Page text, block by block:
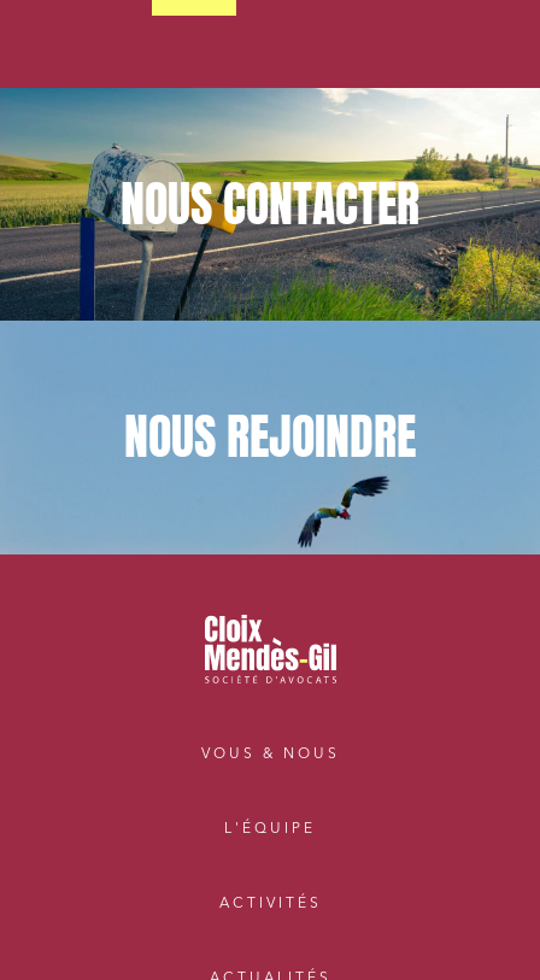
NOUSCONTACTER
NOUSREJOINDRE
VOUS & NOUS
L'ÉQUIPE
ACTIVITÉS